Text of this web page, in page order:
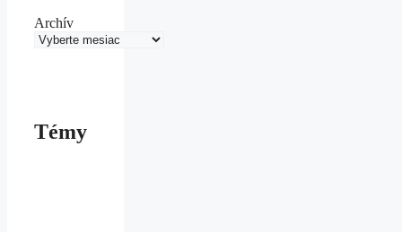
Archív
Témy